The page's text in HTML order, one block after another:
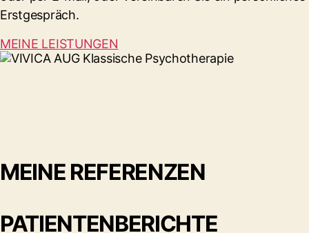
Erstgespräch.
MEINE LEISTUNGEN
MEINE REFERENZEN
PATIENTENBERICHTE